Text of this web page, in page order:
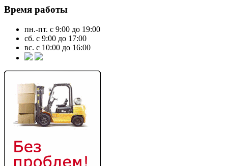
Время работы
пн.-пт. с 9:00 до 19:00
сб. с 9:00 до 17:00
вс. с 10:00 до 16:00